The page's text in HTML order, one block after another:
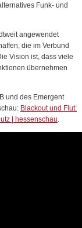
Funk- und
angewendet
die im Verbund
Vision ist, dass viele
übernehmen
und des Emergent
Blackout und Flut:
| hessenschau.